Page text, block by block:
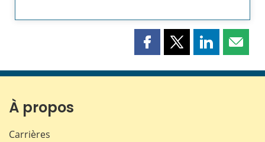
Partager
page
Partager
page
Partager
page page
À propos
Carrières